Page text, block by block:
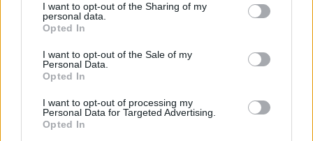
I want to opt-out of the Sharing of my
personal data.
Opted In
I want to opt-out of the Sale of my
Personal Data.
Opted In
I want to opt-out of processing my
Personal Data for Targeted Advertising.
Opted In
gość
Interpretacja ekg
Proszę o interpretację czy automatyczna interpretacja
jest prawidłowa, co oznacza ? Lekarz stwierdził że
wizyta u kardiologa się nie spieszy